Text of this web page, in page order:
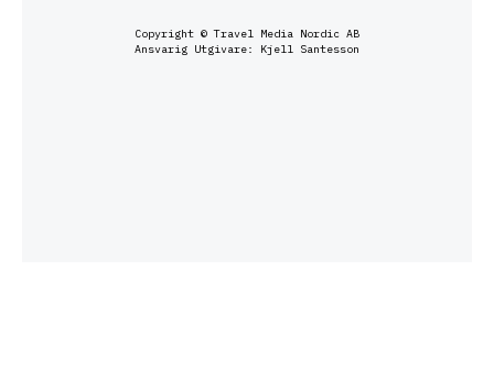
Copyright © Travel Media Nordic AB
Ansvarig Utgivare: Kjell Santesson